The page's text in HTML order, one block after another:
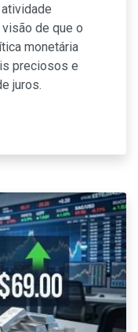
de que o
monetária
preciosos e
juros.